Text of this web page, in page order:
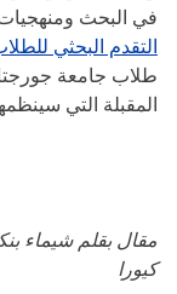
في البحث
التقدم البحثي
طلاب جامعة
المقبلة التي
كيورا